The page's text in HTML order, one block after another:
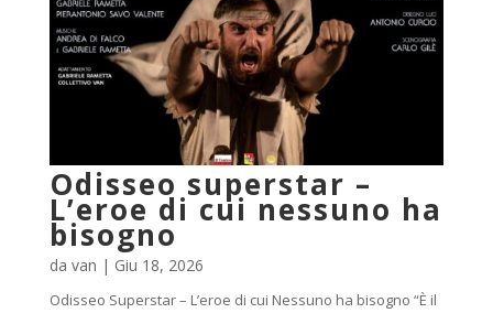
Odisseo superstar –
L’eroe di cui nessuno ha
bisogno
da van | Giu 18, 2026
Odisseo Superstar – L’eroe di cui Nessuno ha bisogno “È il